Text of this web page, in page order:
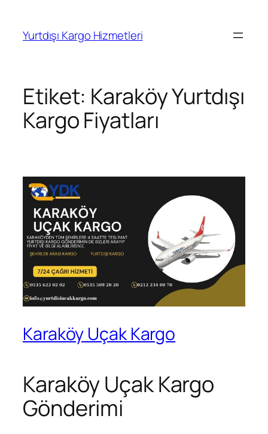
Yurtdışı Kargo Hizmetleri
Etiket: Karaköy Yurtdışı
Kargo Fiyatları
Karaköy Uçak Kargo
Karaköy Uçak Kargo
Gönderimi